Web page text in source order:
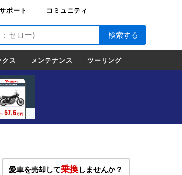
ポート
ポート
ジライ
コミュニティ
クス
クス
キ
ーダ
ソン
ティ
アン
メンテナンス ツーリング
愛車を売却して乗換しませんか？